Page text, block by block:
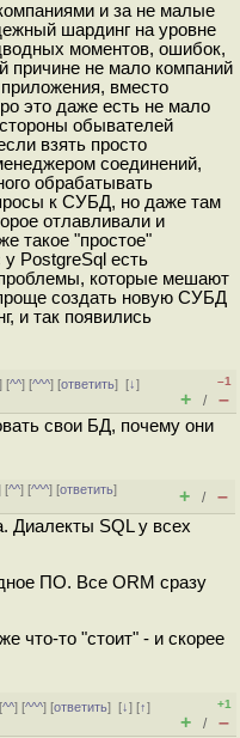
и за не малые
шардинг на уровне
моментов, ошибок,
причине не мало компаний
вместо
это даже есть не мало
обывателей
взять просто
соединений,
обрабатывать
к СУБД, но даже там
отлавливали и
такое "простое"
PostgreSql есть
которые мешают
создать новую СУБД
и так появились
] [^^] [^^^] [ответить][↓]
–1
+ / –
свои БД, почему они
[^^] [^^^] [ответить]
+ / –
Диалекты SQL у всех
ПО. Все ORM сразу
что-то "стоит" - и скорее
^^] [^^^] [ответить][↓] [↑]
+1
+ / –